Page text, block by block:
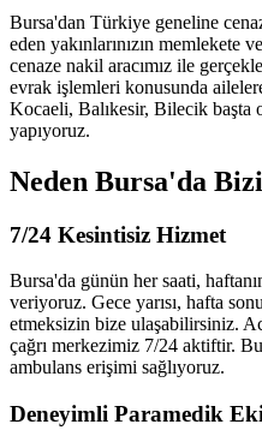
Bursa'dan Türkiye geneline
eden yakınlarınızın memlekete
cenaze nakil aracımız ile
evrak işlemleri konusunda
Kocaeli, Balıkesir, Bilecik başta
yapıyoruz.
Neden Bursa'da
7/24 Kesintisiz Hizmet
Bursa'da günün her saati,
veriyoruz. Gece yarısı, hafta
etmeksizin bize ulaşabilirsiniz.
çağrı merkezimiz 7/24 aktiftir.
ambulans erişimi sağlıyoruz.
Deneyimli Paramedik